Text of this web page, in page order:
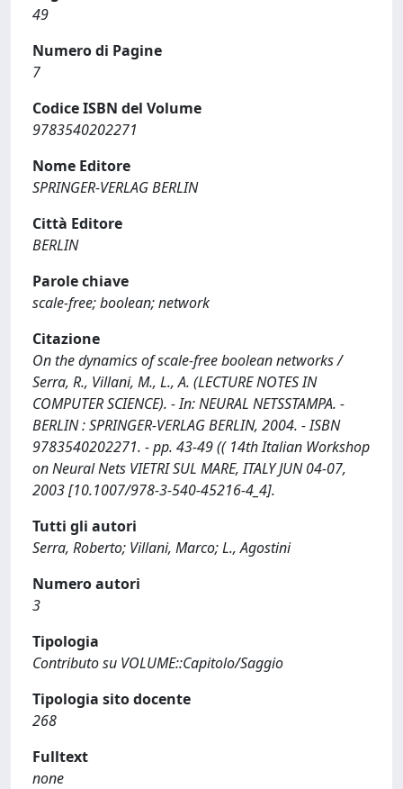
49
Numero di Pagine
7
Codice ISBN del Volume
9783540202271
Nome Editore
SPRINGER-VERLAG BERLIN
Città Editore
BERLIN
Parole chiave
scale-free; boolean; network
Citazione
On the dynamics of scale-free boolean networks /
Serra, R., Villani, M., L., A. (LECTURE NOTES IN
COMPUTER SCIENCE). - In: NEURAL NETSSTAMPA. -
BERLIN : SPRINGER-VERLAG BERLIN, 2004. - ISBN
9783540202271. - pp. 43-49 (( 14th Italian Workshop
on Neural Nets VIETRI SUL MARE, ITALY JUN 04-07,
2003 [10.1007/978-3-540-45216-4_4].
Tutti gli autori
Serra, Roberto; Villani, Marco; L., Agostini
Numero autori
3
Tipologia
Contributo su VOLUME::Capitolo/Saggio
Tipologia sito docente
268
Fulltext
none